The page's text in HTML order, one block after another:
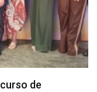
de